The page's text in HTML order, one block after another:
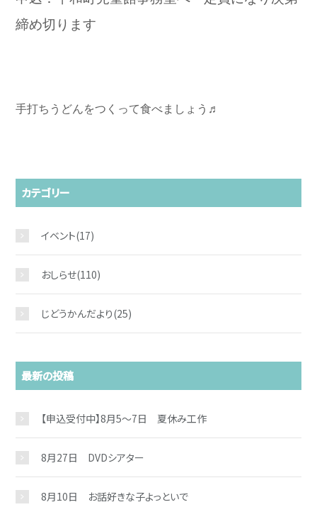
締め切ります
手打ちうどんをつくって食べましょう♬
カテゴリー
イベント(17)
おしらせ(110)
じどうかんだより(25)
最新の投稿
【申込受付中】8月5～7日 夏休み工作
8月27日 DVDシアター
8月10日 お話好きな子よっといで